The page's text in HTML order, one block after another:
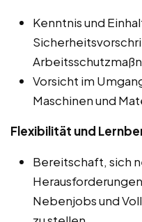
Kenntnis und
Vorsicht im
Maschinen und
Flexibilität und
Bereitschaft, sich
Nebenjobs und